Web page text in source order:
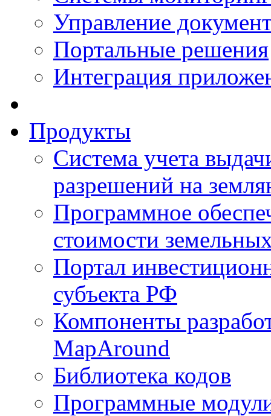
Управление
Портальные решения
Интеграция
Продукты
Система учета
разрешений на
Программное
стоимости
Портал
субъекта РФ
Компоненты
MapAround
Библиотека кодов
Программные